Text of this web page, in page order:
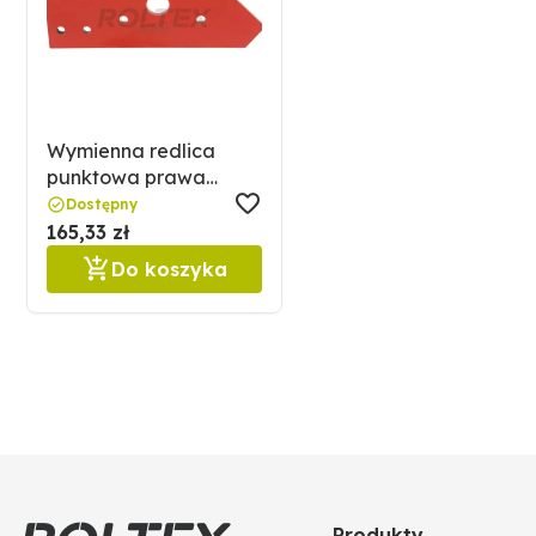
Wymienna redlica
punktowa prawa
GRANIT 12343884
Dostępny
165,33 zł
Do koszyka